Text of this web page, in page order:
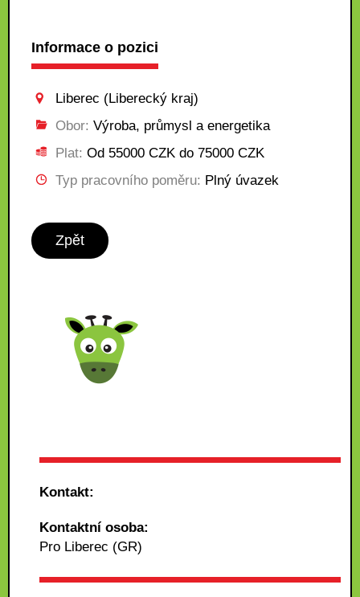
Informace o pozici
Liberec (Liberecký kraj)
Obor: Výroba, průmysl a energetika
Plat: Od 55000 CZK do 75000 CZK
Typ pracovního poměru: Plný úvazek
Zpět
Kontakt:
Kontaktní osoba:
Pro Liberec (GR)